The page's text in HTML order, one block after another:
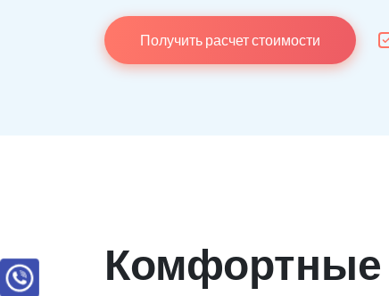
Получить расчет стоимости
Комфортные